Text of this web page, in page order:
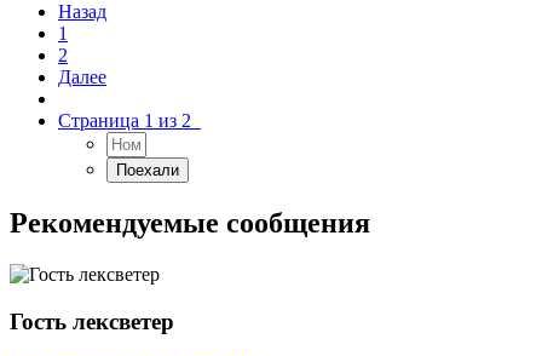
Назад
1
2
Далее
Страница 1 из 2
Рекомендуемые сообщения
Гость лексветер